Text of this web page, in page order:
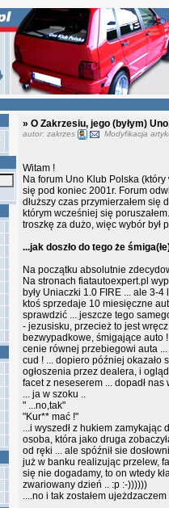
» O Zakrzesiu, jego (byłym)
autor: zakrzes Modyfikacja
Witam !
Na forum Uno Klub Polska
się pod koniec 2001r. Forum
dłuższy czas przymierzałem
którym wcześniej się
troszkę za dużo, więc wybór był
...jak doszło do tego że
Na początku absolutnie
Na stronach fiatautoexpert.pl
były Uniaczki 1.0 FIRE ... ale 3-
ktoś sprzedaje 10 miesięczne
sprawdzić ... jeszcze tego
- jezusisku, przecież to jest
bezwypadkowe, śmigające auto
cenie równej przebiegowi auta
cud ! ... dopiero później okazało
ogłoszenia przez dealera, i
facet z neseserem ... dopadł nas
... ja w szoku ..
" ...no,tak"
"Kur** mać !"
...i wyszedł z hukiem zamykając
osoba, która jako druga
od ręki ... ale spóźnił sie
już w banku realizując przelew,
się nie dogadamy, to on wtedy
zwariowany dzień .. :p :-))))))
....no i tak zostałem